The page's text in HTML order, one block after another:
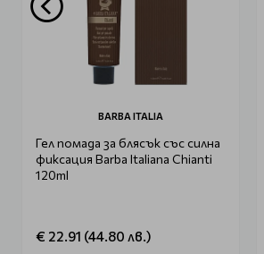
BARBA ITALIA
Гел помада за блясък със силна
фиксация Barba Italiana Chianti
120ml
€ 22.91 (44.80 лв.)